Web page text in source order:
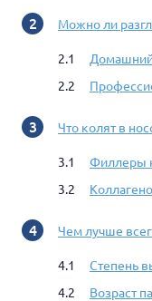
Можно ли
Что колят в
Филлеры
Чем лучше
Степень
Возраст